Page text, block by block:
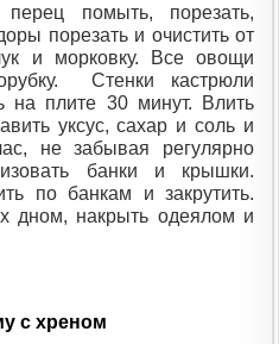
помыть, порезать,
порезать и очистить от
и морковку. Все овощи
Стенки кастрюли
на плите 30 минут. Влить
уксус, сахар и соль и
не забывая регулярно
банки и крышки.
по банкам и закрутить.
дном, накрыть одеялом и
с хреном